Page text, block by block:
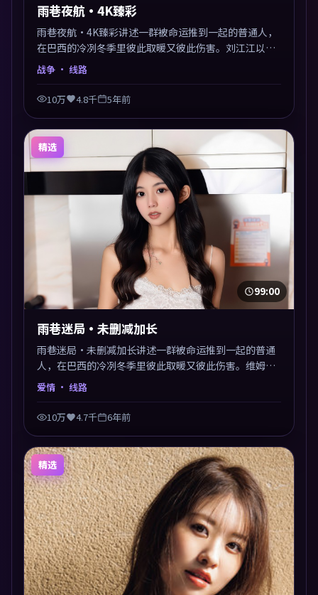
雨巷夜航·4K臻彩
雨巷夜航·4K臻彩讲述一群被命运推到一起的普通人，
在巴西的冷冽冬季里彼此取暖又彼此伤害。刘江江以战
争类型外壳探讨信任与背叛，映后讨论度颇高。片尾留
白开放解读，关于“选择”的主题余音绕梁。
战争 · 线路
10万 4.8千 5年前
精选
99:00
雨巷迷局·未删减加长
雨巷迷局·未删减加长讲述一群被命运推到一起的普通
人，在巴西的冷冽冬季里彼此取暖又彼此伤害。维姆·
文德斯以爱情类型外壳探讨信任与背叛，映后讨论度颇
梁。
爱情 · 线路
10万 4.7千 6年前
精选